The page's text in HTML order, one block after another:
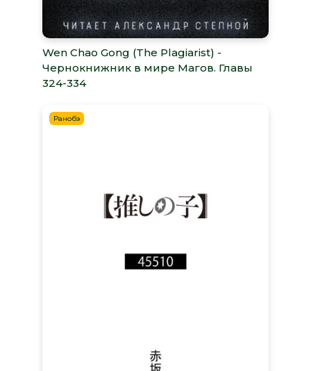
Wen Chao Gong (The Plagiarist) -
Чернокнижник в мире Магов. Главы
324-334
Ранобэ